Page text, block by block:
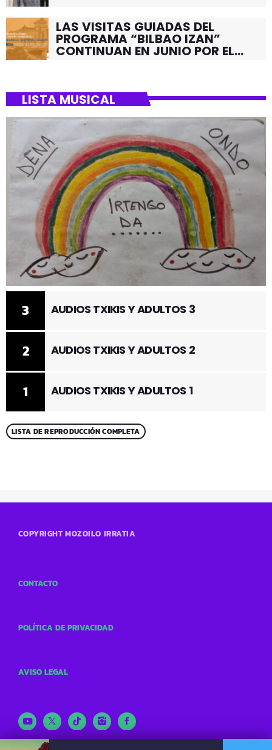
LAS VISITAS GUIADAS DEL
PROGRAMA “BILBAO IZAN”
CONTINUAN EN JUNIO POR EL
LISTA MUSICAL
1 AUDIOS TXIKIS Y ADULTOS 1
2 AUDIOS TXIKIS Y ADULTOS 2
3 AUDIOS TXIKIS Y ADULTOS 3
LISTA DE REPRODUCCIÓN COMPLETA
COPYRIGHT MOZOILO IRRATIA
CONTACTO
POLÍTICA DE PRIVACIDAD
AVISO LEGAL